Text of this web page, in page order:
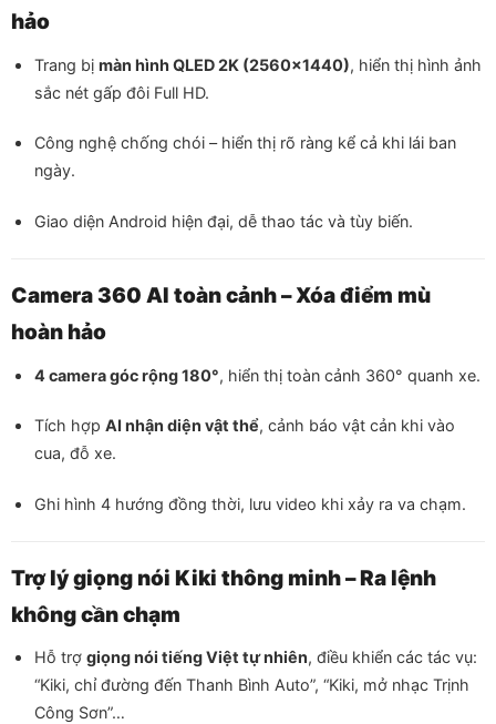
hảo
Trang bị màn hình QLED 2K (2560×1440), hiển thị hình ảnh
sắc nét gấp đôi Full HD.
Công nghệ chống chói – hiển thị rõ ràng kể cả khi lái ban
ngày.
Giao diện Android hiện đại, dễ thao tác và tùy biến.
Camera 360 AI toàn cảnh – Xóa điểm mù
hoàn hảo
4 camera góc rộng 180°, hiển thị toàn cảnh 360° quanh xe.
Tích hợp AI nhận diện vật thể, cảnh báo vật cản khi vào
cua, đỗ xe.
Ghi hình 4 hướng đồng thời, lưu video khi xảy ra va chạm.
Trợ lý giọng nói Kiki thông minh – Ra lệnh
không cần chạm
Hỗ trợ giọng nói tiếng Việt tự nhiên, điều khiển các tác vụ:
“Kiki, chỉ đường đến Thanh Bình Auto”, “Kiki, mở nhạc Trịnh
Công Sơn”…